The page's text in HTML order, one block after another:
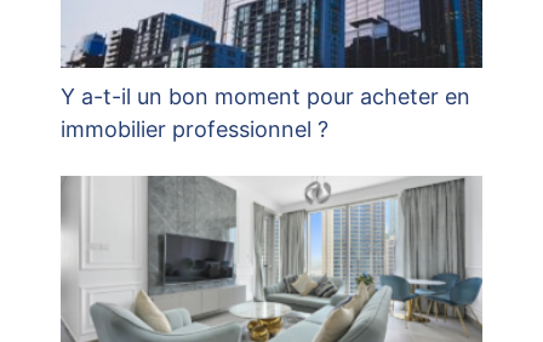
Y a-t-il un bon moment pour acheter en
immobilier professionnel ?